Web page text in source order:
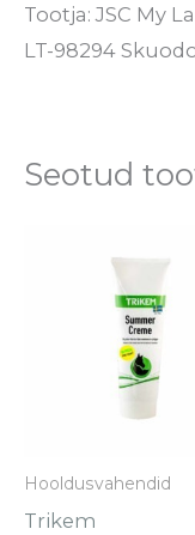
Tootja: JSC My
LT-98294
Seotud
Hooldusvahendid
Trikem
hind
€9.90.
hind
€5.00.